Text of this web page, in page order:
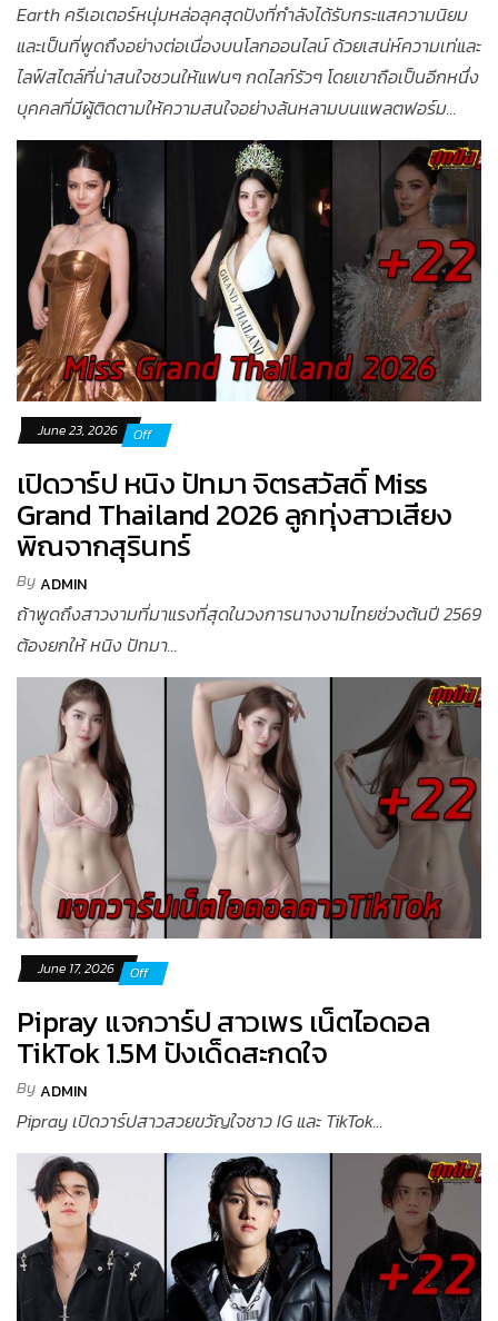
Earth ครีเอเตอร์หนุ่มหล่อลุคสุดปังที่กำลังได้รับกระแสความนิยม
และเป็นที่พูดถึงอย่างต่อเนื่องบนโลกออนไลน์ ด้วยเสน่ห์ความเท่และ
ไลฟ์สไตล์ที่น่าสนใจชวนให้แฟนๆ กดไลก์รัวๆ โดยเขาถือเป็นอีกหนึ่ง
บุคคลที่มีผู้ติดตามให้ความสนใจอย่างล้นหลามบนแพลตฟอร์ม...
June 23, 2026 Off
เปิดวาร์ป หนิง ปัทมา จิตรสวัสดิ์ Miss
Grand Thailand 2026 ลูกทุ่งสาวเสียง
พิณจากสุรินทร์
ByADMIN
ถ้าพูดถึงสาวงามที่มาแรงที่สุดในวงการนางงามไทยช่วงต้นปี 2569
ต้องยกให้ หนิง ปัทมา...
June 17, 2026 Off
Pipray แจกวาร์ป สาวเพร เน็ตไอดอล
TikTok 1.5M ปังเด็ดสะกดใจ
ByADMIN
Pipray เปิดวาร์ปสาวสวยขวัญใจชาว IG และ TikTok...